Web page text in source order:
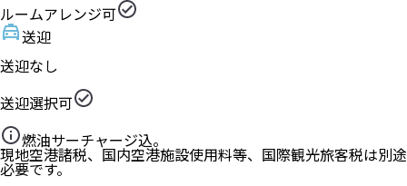
ルームアレンジ可
送迎
送迎なし
送迎選択可
燃油サーチャージ込。
現地空港諸税、国内空港施設使用料等、国際観光旅客税は別途
必要です。